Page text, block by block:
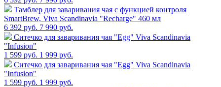
Тамблер для заваривания чая с функцией контроля
SmartBrew, Viva Scandinavia "Recharge" 460 мл
6 392 руб. 7 990 руб.
Cитечко для заваривания чая "Egg" Viva Scandinavia
"Infusion"
1 599 руб. 1 999 руб.
Cитечко для заваривания чая "Egg" Viva Scandinavia
"Infusion"
1 599 руб. 1 999 руб.